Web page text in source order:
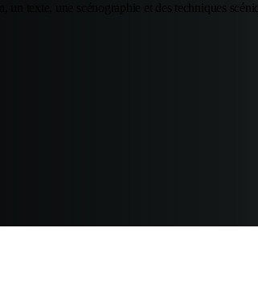
texte, une scénographie et des techniques